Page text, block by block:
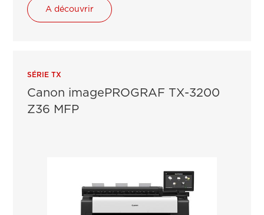
A découvrir
SÉRIE TX
Canon imagePROGRAF TX-3200
Z36 MFP